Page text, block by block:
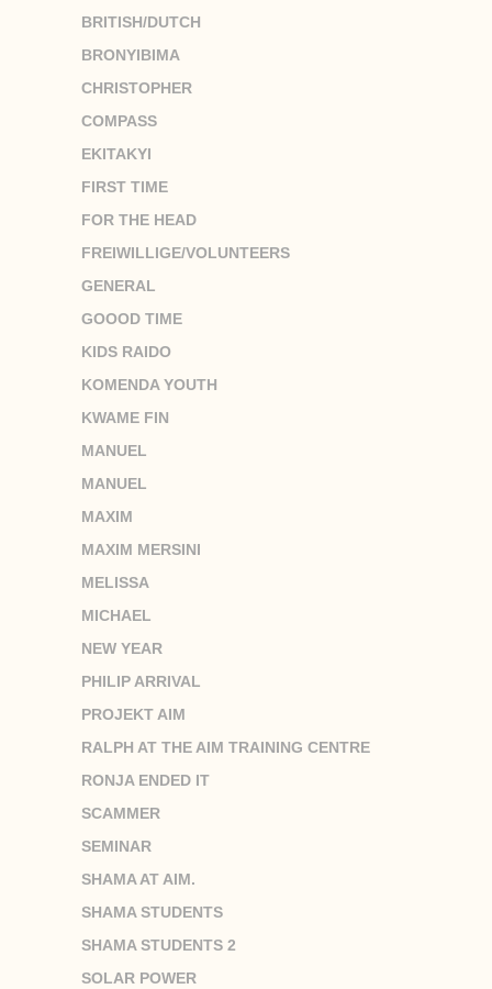
BRITISH/DUTCH
BRONYIBIMA
CHRISTOPHER
COMPASS
EKITAKYI
FIRST TIME
FOR THE HEAD
FREIWILLIGE/VOLUNTEERS
GENERAL
GOOOD TIME
KIDS RAIDO
KOMENDA YOUTH
KWAME FIN
MANUEL
MANUEL
MAXIM
MAXIM MERSINI
MELISSA
MICHAEL
NEW YEAR
PHILIP ARRIVAL
PROJEKT AIM
RALPH AT THE AIM TRAINING CENTRE
RONJA ENDED IT
SCAMMER
SEMINAR
SHAMA AT AIM.
SHAMA STUDENTS
SHAMA STUDENTS 2
SOLAR POWER